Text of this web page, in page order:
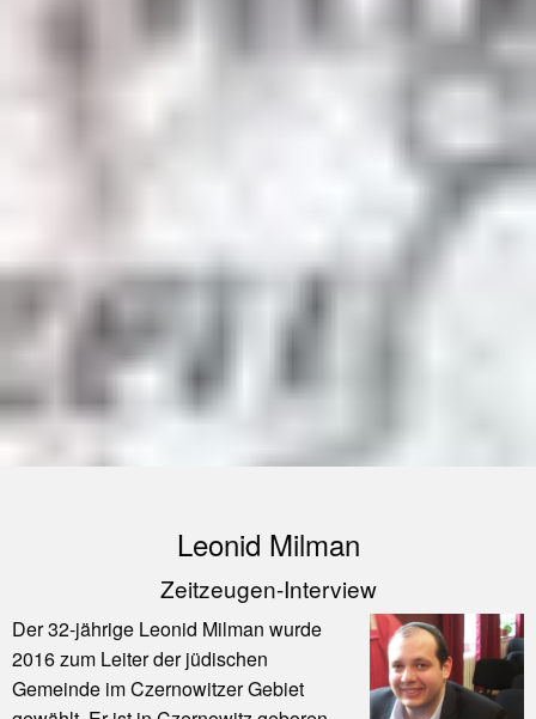
Leonid Milman
Zeitzeugen-Interview
Der 32-jährige Leonid Milman wurde
2016 zum Leiter der jüdischen
Gemeinde im Czernowitzer Gebiet